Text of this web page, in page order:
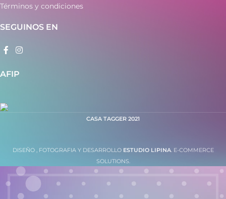
Términos y condiciones
SEGUINOS EN
AFIP
CASA TAGGER 2021
DISEÑO , FOTOGRAFIA Y DESARROLLO ESTUDIO LIPINA. E-COMMERCE
SOLUTIONS.